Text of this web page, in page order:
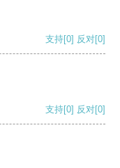
支持[0] 反对[0]
支持[0] 反对[0]